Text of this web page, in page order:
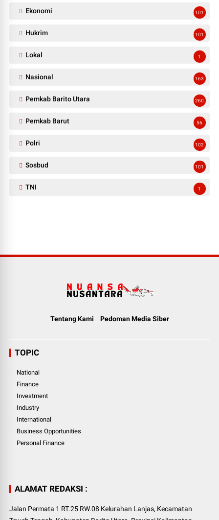
Ekonomi 101
Hukrim 101
Lokal 1
Nasional 163
Pemkab Barito Utara 260
Pemkab Barut 56
Polri 102
Sosbud 101
TNI 1
Tentang Kami Pedoman Media Siber
TOPIC
National
Finance
Investment
Industry
International
Business Opportunities
Personal Finance
ALAMAT REDAKSI :
Jalan Permata 1 RT.25 RW.08 Kelurahan Lanjas, Kecamatan